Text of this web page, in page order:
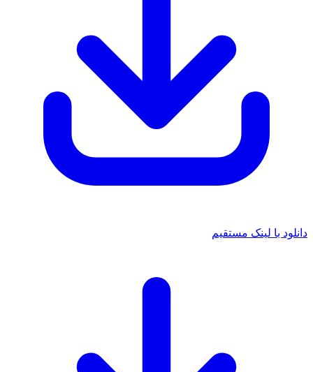
دانلود با لینک مستقیم